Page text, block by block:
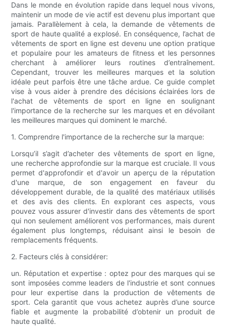
Dans le monde en évolution rapide dans lequel nous vivons,
maintenir un mode de vie actif est devenu plus important que
jamais. Parallèlement à cela, la demande de vêtements de
sport de haute qualité a explosé. En conséquence, l’achat de
vêtements de sport en ligne est devenu une option pratique
et populaire pour les amateurs de fitness et les personnes
cherchant à améliorer leurs routines d’entraînement.
Cependant, trouver les meilleures marques et la solution
idéale peut parfois être une tâche ardue. Ce guide complet
vise à vous aider à prendre des décisions éclairées lors de
l'achat de vêtements de sport en ligne en soulignant
l'importance de la recherche sur les marques et en dévoilant
les meilleures marques qui dominent le marché.
1. Comprendre l'importance de la recherche sur la marque:
Lorsqu’il s’agit d’acheter des vêtements de sport en ligne,
une recherche approfondie sur la marque est cruciale. Il vous
permet d'approfondir et d'avoir un aperçu de la réputation
d'une marque, de son engagement en faveur du
développement durable, de la qualité des matériaux utilisés
et des avis des clients. En explorant ces aspects, vous
pouvez vous assurer d'investir dans des vêtements de sport
qui non seulement améliorent vos performances, mais durent
également plus longtemps, réduisant ainsi le besoin de
remplacements fréquents.
2. Facteurs clés à considérer:
un. Réputation et expertise : optez pour des marques qui se
sont imposées comme leaders de l'industrie et sont connues
pour leur expertise dans la production de vêtements de
sport. Cela garantit que vous achetez auprès d’une source
fiable et augmente la probabilité d’obtenir un produit de
haute qualité.